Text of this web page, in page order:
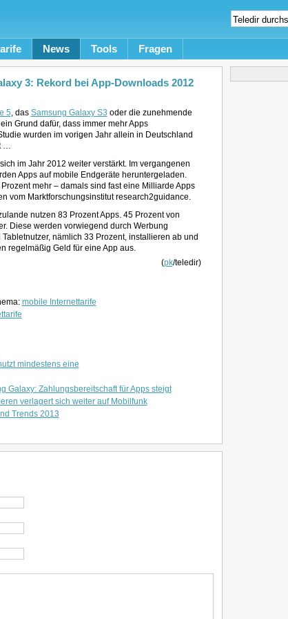
News Tools Fragen
3: Rekord bei App-Downloads 2012
5, das Samsung Galaxy S3 oder die zunehmende
Grund dafür, dass immer mehr Apps
wurden im vorigen Jahr allein in Deutschland
…
im Jahr 2012 weiter verstärkt. Im vergangenen
Apps auf mobile Endgeräte heruntergeladen.
mehr – damals sind fast eine Milliarde Apps
vom Marktforschungsinstitut research2guidance.
nutzen 83 Prozent Apps. 45 Prozent von
Diese werden vorwiegend durch Werbung
nämlich 33 Prozent, installieren ab und
regelmäßig Geld für eine App aus.
(pk/teledir)
mobile Internettarife
mindestens eine
Galaxy: Zahlungsbereitschaft für Apps steigt
verlagert sich weiter auf Mobilfunk
Trends 2013